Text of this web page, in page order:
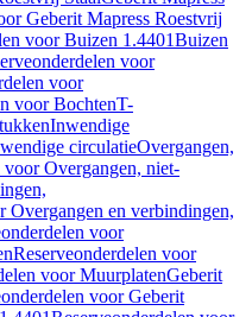
Geberit Mapress Roestvrij
voor Buizen 1.4401Buizen
voor
voor
voor BochtenT-
Inwendige
circulatieOvergangen,
voor Overgangen, niet-
Overgangen en verbindingen,
voor
Reserveonderdelen voor
voor MuurplatenGeberit
voor Geberit